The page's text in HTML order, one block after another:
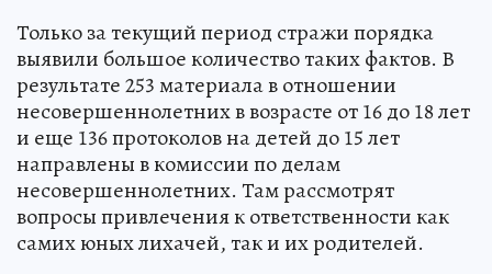
Только за текущий период стражи порядка
выявили большое количество таких фактов. В
результате 253 материала в отношении
несовершеннолетних в возрасте от 16 до 18 лет
и еще 136 протоколов на детей до 15 лет
направлены в комиссии по делам
несовершеннолетних. Там рассмотрят
вопросы привлечения к ответственности как
самих юных лихачей, так и их родителей.